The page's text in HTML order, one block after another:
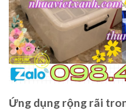
Ứng dụng rộng rãi